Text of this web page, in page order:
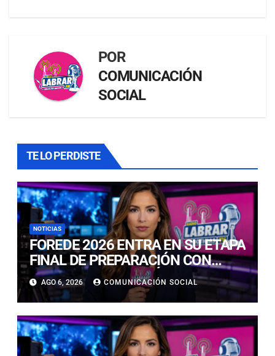
POR
COMUNICACIÓN
SOCIAL
TE LO PERDISTE
NOTICIAS
FOREDE 2026 ENTRA EN SU ETAPA
FINAL DE PREPARACIÓN CON
NUEVAS TECNOLOGÍAS DE
ACCESO Y OPORTUNIDADES PARA
ATACAMA
AGO 6, 2026 COMUNICACIÓN SOCIAL